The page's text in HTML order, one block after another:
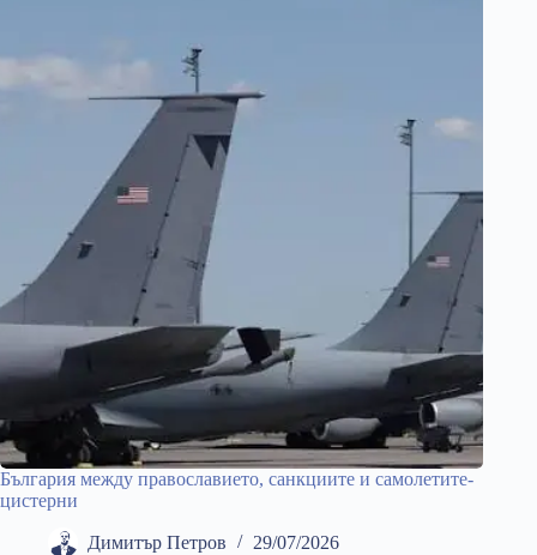
България между православието, санкциите и самолетите-
цистерни
Димитър Петров 29/07/2026